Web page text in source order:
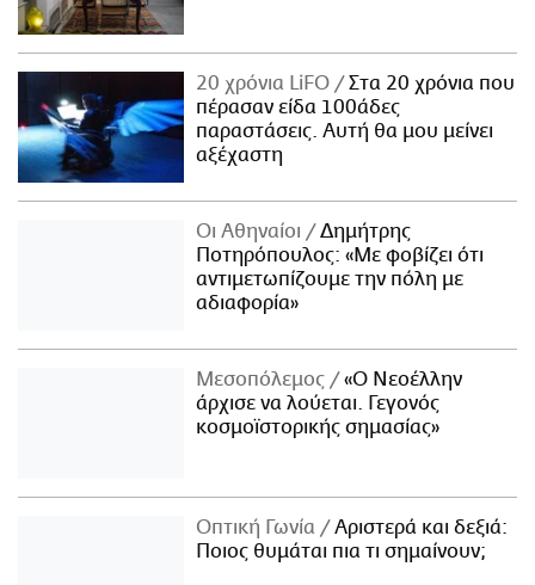
20 χρόνια LiFO
Στα 20 χρόνια που
πέρασαν είδα 100άδες
παραστάσεις. Αυτή θα μου μείνει
αξέχαστη
Οι Αθηναίοι
Δημήτρης
Ποτηρόπουλος: «Με φοβίζει ότι
αντιμετωπίζουμε την πόλη με
αδιαφορία»
Μεσοπόλεμος
«Ο Νεοέλλην
άρχισε να λούεται. Γεγονός
κοσμοϊστορικής σημασίας»
Οπτική Γωνία
Αριστερά και δεξιά:
Ποιος θυμάται πια τι σημαίνουν;